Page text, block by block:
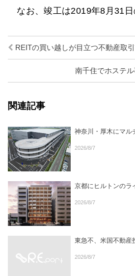
なお、竣工は2019年8月31日
REITの買い越しが目立つ不動産取
南千住でホステ
関連記事
神奈川・厚木にマル
2026/8/7
京都にヒルトンのラ
2026/8/7
東急不、米国不動産
2026/8/7